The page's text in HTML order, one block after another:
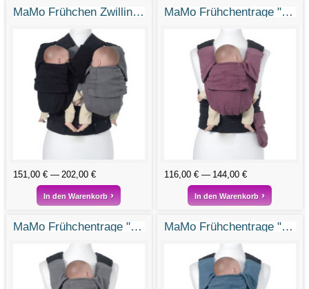
MaMo Frühchen Zwillingstrage "Doppeltes Glück"
151,00 € 202,00 €
In den Warenkorb
MaMo Frühchentrage "Klitzeklein"
116,00 € 144,00 €
In den Warenkorb
MaMo Frühchentrage "Kleines Wunder" MaMo Frühchentrage "Frühblüher"